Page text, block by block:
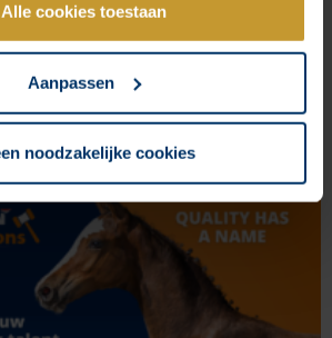
Alle cookies toestaan
Aanpassen
noodzakelijke cookies
für Fohlenauktionen